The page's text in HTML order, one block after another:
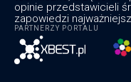
opinie przedstawicieli
zapowiedzi
PARTNERZY PORTALU